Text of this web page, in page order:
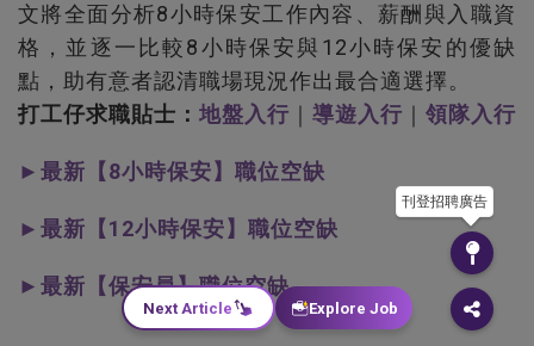
文將全面分析8小時保安工作內容、薪酬與入職資
格，並逐一比較8小時保安與12小時保安的優缺
點，助有意者認清職場現況作出最合適選擇。
打工仔求職貼士： 地盤入行 ｜ 導遊入行 ｜ 領隊入行
►最新【8小時保安】職位空缺
►最新【12小時保安】職位空缺
►最新【保安員】職位空缺
刊登招聘廣告
Next Article Explore Job